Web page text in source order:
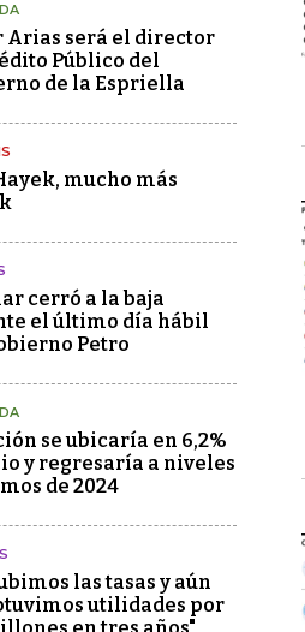
Arias será el director
Público del
de la Espriella
mucho más
cerró a la baja
el último día hábil
Petro
se ubicaría en 6,2%
y regresaría a niveles
de 2024
las tasas y aún
utilidades por